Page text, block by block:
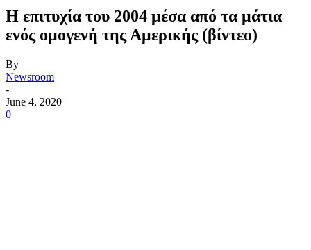
Η επιτυχία του 2004 μέσα από τα μάτια
ενός ομογενή της Αμερικής (βίντεο)
By
Newsroom
-
June 4, 2020
0